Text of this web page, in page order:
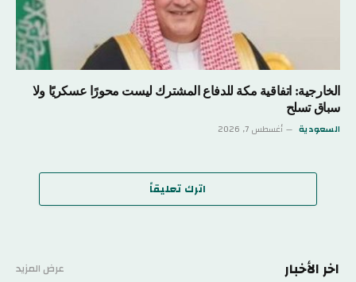
الخارجية: اتفاقية مكة للدفاع المشترك ليست محورًا عسكريًا ولا
سباق تسلح
السعودية أغسطس 7, 2026
اترك تعليقاً
اخر الأخبار عرض المزيد